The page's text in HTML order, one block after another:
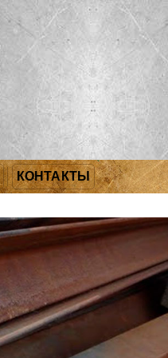
КОНТАКТЫ